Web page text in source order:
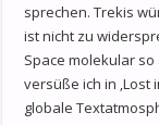
sprechen. Trekis
ist nicht zu
Space molekular
versüße ich in ‚Lost
globale